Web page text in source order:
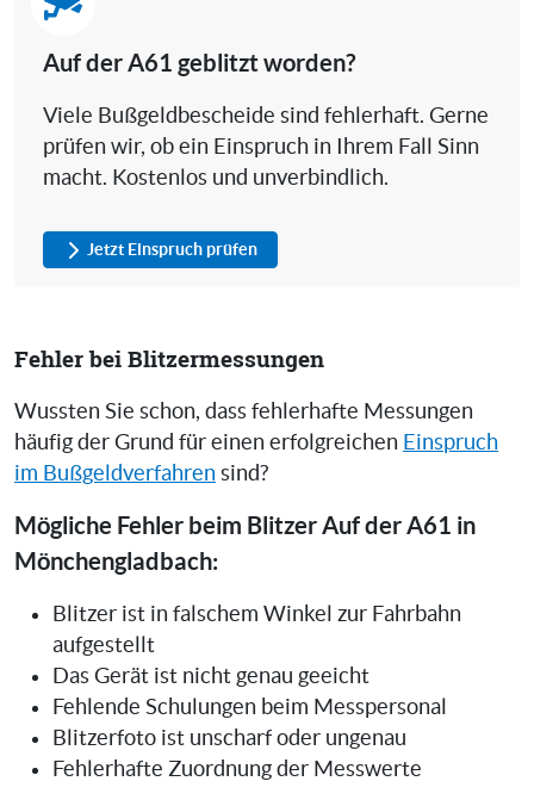
Auf der A61 geblitzt worden?
Viele Bußgeldbescheide sind fehlerhaft. Gerne
prüfen wir, ob ein Einspruch in Ihrem Fall Sinn
macht. Kostenlos und unverbindlich.
Jetzt Einspruch prüfen
Fehler bei Blitzermessungen
Wussten Sie schon, dass fehlerhafte Messungen
häufig der Grund für einen erfolgreichen Einspruch
im Bußgeldverfahren sind?
Mögliche Fehler beim Blitzer Auf der A61 in
Mönchengladbach:
Blitzer ist in falschem Winkel zur Fahrbahn
aufgestellt
Das Gerät ist nicht genau geeicht
Fehlende Schulungen beim Messpersonal
Blitzerfoto ist unscharf oder ungenau
Fehlerhafte Zuordnung der Messwerte